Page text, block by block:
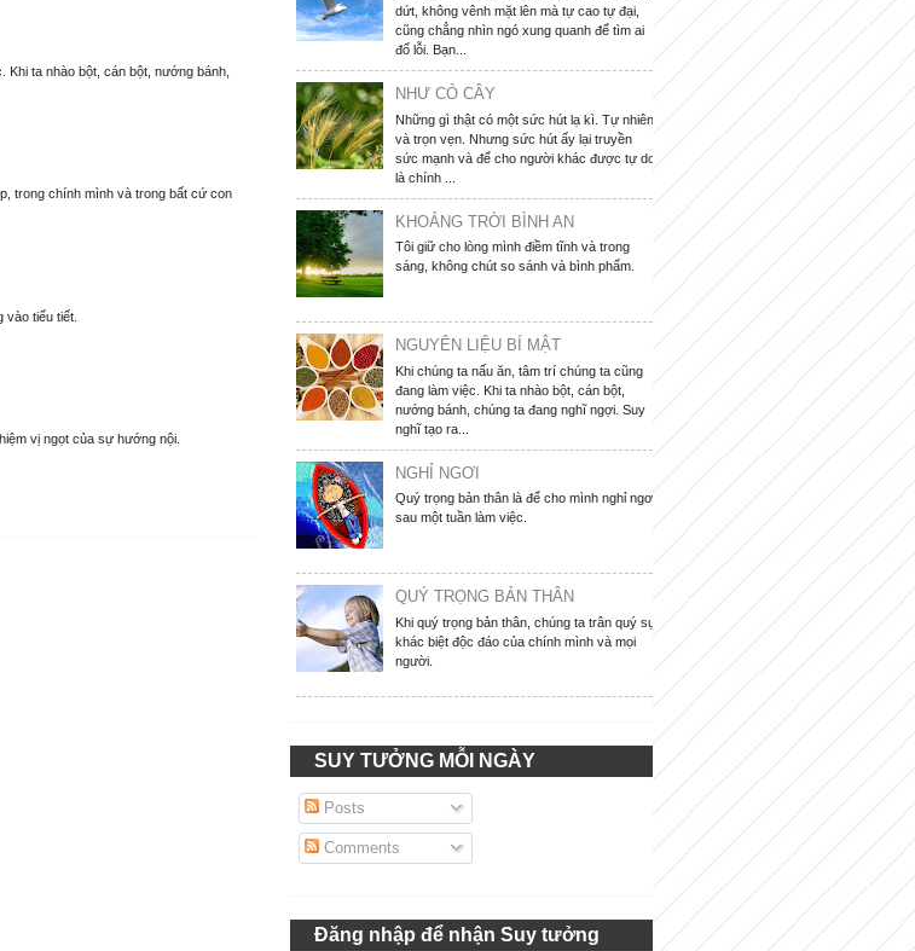
Khi ta nhào bột, cán bột, nướng bánh,
trong chính mình và trong bất cứ con
tiểu tiết.
vị ngọt của sự hướng nội.
dứt, không vênh mặt lên mà tự cao tự đại,
cũng chẳng nhìn ngó xung quanh để tìm ai
đổ lỗi. Bạn...
NHƯ CỎ CÂY
Những gì thật có một sức hút lạ kì. Tự nhiên
và trọn vẹn. Nhưng sức hút ấy lại truyền
sức mạnh và để cho người khác được tự do
là chính ...
KHOẢNG TRỜI BÌNH AN
Tôi giữ cho lòng mình điềm tĩnh và trong
sáng, không chút so sánh và bình phẩm.
NGUYÊN LIỆU BÍ MẬT
Khi chúng ta nấu ăn, tâm trí chúng ta cũng
đang làm việc. Khi ta nhào bột, cán bột,
nướng bánh, chúng ta đang nghĩ ngợi. Suy
nghĩ tạo ra...
NGHỈ NGƠI
Quý trọng bản thân là để cho mình nghỉ ngơi
sau một tuần làm việc.
QUÝ TRỌNG BẢN THÂN
Khi quý trọng bản thân, chúng ta trân quý sự
khác biệt độc đáo của chính mình và mọi
người.
SUY TƯỞNG MỖI NGÀY
Posts
Comments
Đăng nhập để nhận Suy tưởng